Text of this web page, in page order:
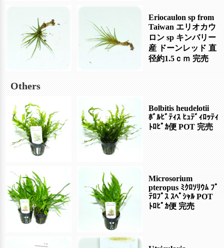
Eriocaulon sp from
Taiwan エリオカウ
ロン sp キンバリー
産 ドーンレッド 直
径約1.5ｃｍ 完売
Others
Bolbitis heudelotii
ﾎﾞﾙﾋﾞﾃｨｽ ﾋｭﾃﾞｨﾛｯﾃｨ
ﾄﾛﾋﾟｶ便 POT 完売
Microsorium
pteropus ﾐｸﾛｿﾘｳﾑ ﾌﾟ
ﾃﾛﾌﾟｽ ｽﾍﾟｼｬﾙ POT
ﾄﾛﾋﾟｶ便 完売